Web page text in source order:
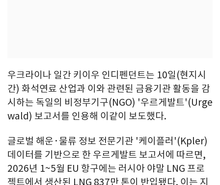
우크라이나 일간 키이우 인디펜던트는 10일(현지시
간) 화석연료 산업과 이와 관련된 금융기관 활동을 감
시하는 독일의 비정부기구(NGO) '우르게발트'(Urge
wald) 보고서를 인용해 이같이 보도했다.
글로벌 해운·물류 정보 전문기관 '케이플러'(Kpler)
데이터를 기반으로 한 우르게발트 보고서에 따르면,
2026년 1~5월 EU 항구에는 러시아 야말 LNG 프로
젝트에서 생산된 LNG 837만 톤이 반입됐다. 이는 지